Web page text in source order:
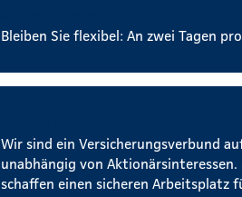
Bleiben Sie flexibel: An zwei Tagen
Wir sind ein Versicherungsverbund
unabhängig von
schaffen einen sicheren Arbeitsplatz